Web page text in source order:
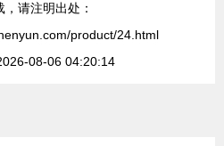
，请注明出处：
product/24.html
08-06 04:20:14